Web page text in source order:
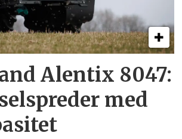
Alentix 8047:
med